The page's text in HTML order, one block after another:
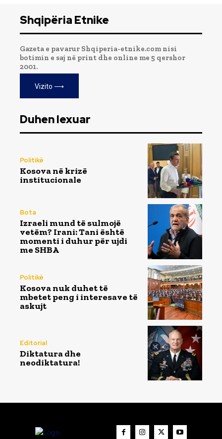
Shqipëria Etnike
Gazeta e pavarur Shqiperia-etnike.com nisi
botimin e saj në print dhe online me 5 qershor
2001.
Vizito ⟶
Duhen lexuar
Politikë
Kosova në krizë
institucionale
Bota
Izraeli mund të sulmojë
vetëm? Irani: Tani është
momenti i duhur për ujdi
me SHBA
Politikë
Kosova nuk duhet të
mbetet peng i interesave të
askujt
Editorial
Diktatura dhe
neodiktatura!